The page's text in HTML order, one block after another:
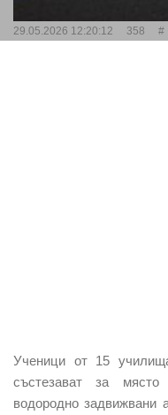
29.05.2026 12:20:12 358
Ученици от 15
състезават за
водородно задвижвани